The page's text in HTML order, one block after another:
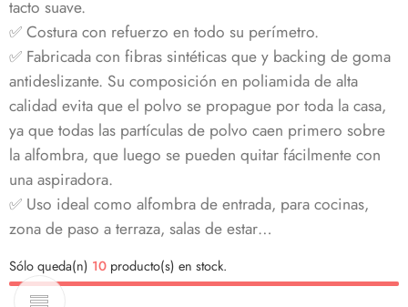
tacto suave.
✅Costura con refuerzo en todo su perímetro.
✅ Fabricada con fibras sintéticas que y backing de goma
antideslizante. Su composición en poliamida de alta
calidad evita que el polvo se propague por toda la casa,
ya que todas las partículas de polvo caen primero sobre
la alfombra, que luego se pueden quitar fácilmente con
una aspiradora.
✅ Uso ideal como alfombra de entrada, para cocinas,
zona de paso a terraza, salas de estar…
Sólo queda(n) 10 producto(s) en stock.